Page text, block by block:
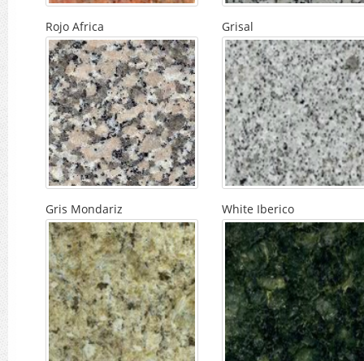
Rojo Africa Grisal
Gris Mondariz White Iberico